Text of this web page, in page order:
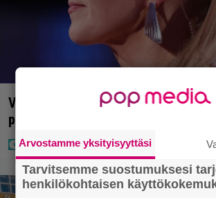
Vappu Pimiä sai huonoa palvelua
pettyi siellä kahteen asiaan
Arvostamme yksityisyyttäsi
Tarvitsemme suostumuksesi
henkilökohtaisen